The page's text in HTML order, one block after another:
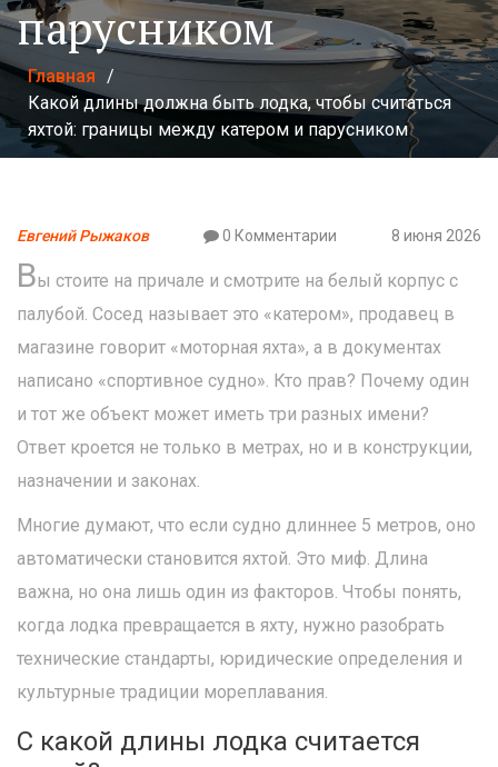
парусником
Главная
/
Какой длины должна быть лодка, чтобы считаться
яхтой: границы между катером и парусником
Евгений Рыжаков 0 Комментарии 8 июня 2026
Вы стоите на причале и смотрите на белый корпус с
палубой. Сосед называет это «катером», продавец в
магазине говорит «моторная яхта», а в документах
написано «спортивное судно». Кто прав? Почему один
и тот же объект может иметь три разных имени?
Ответ кроется не только в метрах, но и в конструкции,
назначении и законах.
Многие думают, что если судно длиннее 5 метров, оно
автоматически становится яхтой. Это миф. Длина
важна, но она лишь один из факторов. Чтобы понять,
когда лодка превращается в яхту, нужно разобрать
технические стандарты, юридические определения и
культурные традиции мореплавания.
С какой длины лодка считается